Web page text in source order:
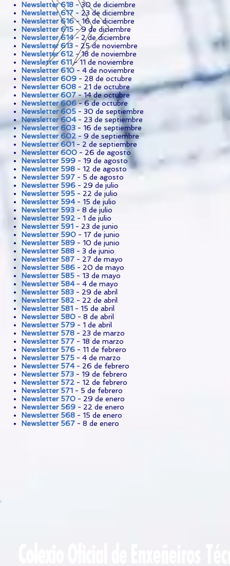
Newsletter 618 - 30 de diciembre
Newsletter 617 - 23 de diciembre
Newsletter 616- 16 de diciembre
Newsletter 615 - 9 de diciembre
Newsletter 614- 2 de diciembre
Newsletter 613 - 25 de noviembre
Newsletter 612 - 18 de noviembre
Newsletter 611- 11 de noviembre
Newsletter 610 - 4 de noviembre
Newsletter 609 - 28 de octubre
Newsletter 608 - 21 de octubre
Newsletter 607- 14 de octubre
Newsletter 606- 6 de octubre
Newsletter 605 - 30 de septiembre
Newsletter 604- 23 de septiembre
Newsletter 603 - 16 de septiembre
Newsletter 602 - 9 de septiembre
Newsletter 601 - 2 de septiembre
Newsletter 600 - 26 de agosto
Newsletter 599 - 19 de agosto
Newsletter 598 - 12 de agosto
Newsletter 597 - 5 de agosto
Newsletter 596 - 29 de julio
Newsletter 595 - 22 de julio
Newsletter 594- 15 de julio
Newsletter 593 - 8 de julio
Newsletter 592 - 1 de julio
Newsletter 591 - 23 de junio
Newsletter 590 - 17 de junio
Newsletter 589 - 10 de junio
Newsletter 588 - 3 de junio
Newsletter 587 - 27 de mayo
Newsletter 586 - 20 de mayo
Newsletter 585 - 13 de mayo
Newsletter 584- 4 de mayo
Newsletter 583 - 29 de abril
Newsletter 582 - 22 de abril
Newsletter 581 - 15 de abril
Newsletter 580 - 8 de abril
Newsletter 579 - 1 de abril
Newsletter 578 - 23 de marzo
Newsletter 577 - 18 de marzo
Newsletter 576 - 11 de febrero
Newsletter 575 - 4 de marzo
Newsletter 574 - 26 de febrero
Newsletter 573 - 19 de febrero
Newsletter 572 - 12 de febrero
Newsletter 571 - 5 de febrero
Newsletter 570 - 29 de enero
Newsletter 569 - 22 de enero
Newsletter 568 - 15 de enero
Newsletter 567 - 8 de enero